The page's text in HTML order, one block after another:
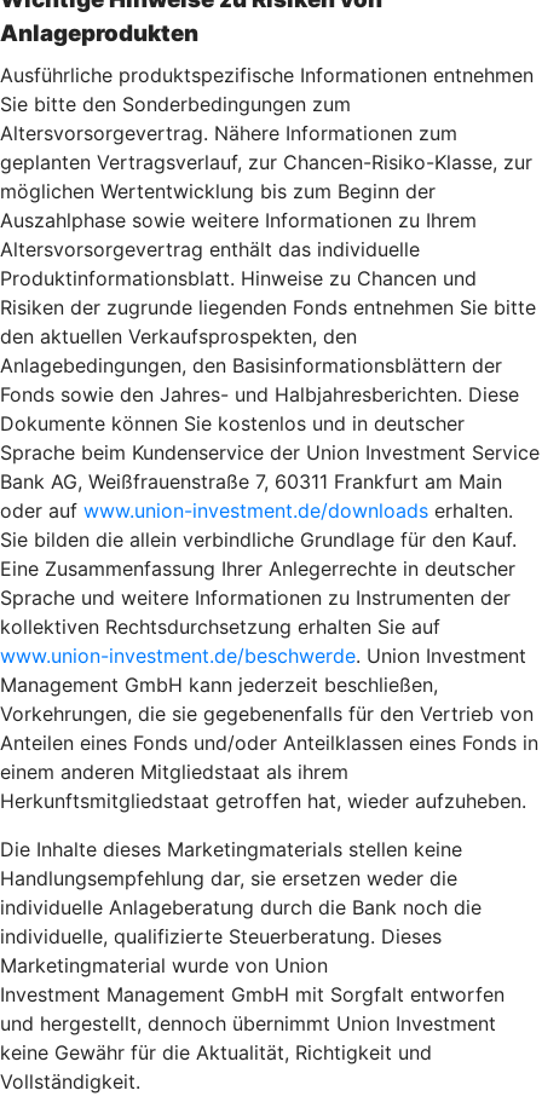
Anlageprodukten
Ausführliche produktspezifische Informationen entnehmen
Sie bitte den Sonderbedingungen zum
Altersvorsorgevertrag. Nähere Informationen zum
geplanten Vertragsverlauf, zur Chancen-Risiko-Klasse, zur
möglichen Wertentwicklung bis zum Beginn der
Auszahlphase sowie weitere Informationen zu Ihrem
Altersvorsorgevertrag enthält das individuelle
Produktinformationsblatt. Hinweise zu Chancen und
Risiken der zugrunde liegenden Fonds entnehmen Sie bitte
den aktuellen Verkaufsprospekten, den
Anlagebedingungen, den Basisinformationsblättern der
Fonds sowie den Jahres- und Halbjahresberichten. Diese
Dokumente können Sie kostenlos und in deutscher
Sprache beim Kundenservice der Union Investment Service
Bank AG, Weißfrauenstraße 7, 60311 Frankfurt am Main
oder auf www.union-investment.de/downloads erhalten.
Sie bilden die allein verbindliche Grundlage für den Kauf.
Eine Zusammenfassung Ihrer Anlegerrechte in deutscher
Sprache und weitere Informationen zu Instrumenten der
kollektiven Rechtsdurchsetzung erhalten Sie auf
www.union-investment.de/beschwerde. Union Investment
Management GmbH kann jederzeit beschließen,
Vorkehrungen, die sie gegebenenfalls für den Vertrieb von
Anteilen eines Fonds und/oder Anteilklassen eines Fonds in
einem anderen Mitgliedstaat als ihrem
Herkunftsmitgliedstaat getroffen hat, wieder aufzuheben.
Die Inhalte dieses Marketingmaterials stellen keine
Handlungsempfehlung dar, sie ersetzen weder die
individuelle Anlageberatung durch die Bank noch die
individuelle, qualifizierte Steuerberatung. Dieses
Marketingmaterial wurde von Union
Investment Management GmbH mit Sorgfalt entworfen
und hergestellt, dennoch übernimmt Union Investment
keine Gewähr für die Aktualität, Richtigkeit und
Vollständigkeit.